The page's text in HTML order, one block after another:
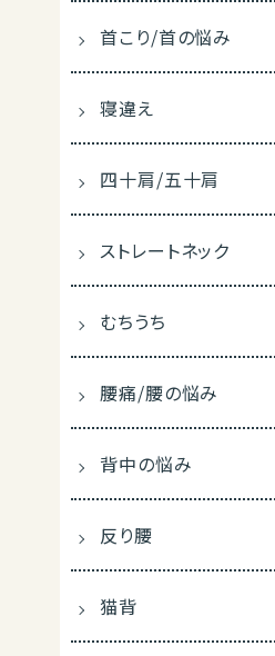
首こり/首の悩み
寝違え
四十肩/五十肩
ストレートネック
むちうち
腰痛/腰の悩み
背中の悩み
反り腰
猫背